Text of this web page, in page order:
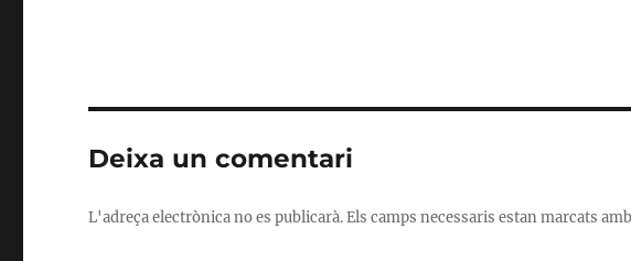
Deixa un comentari
L'adreça electrònica no es publicarà.Els camps necessaris estan marcats amb